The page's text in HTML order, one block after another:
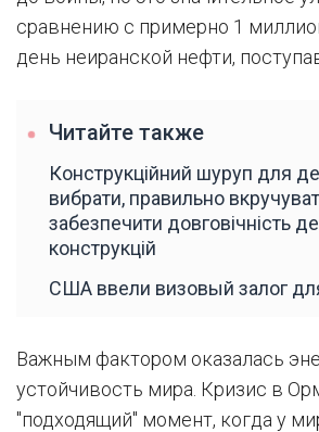
сравнению с примерно 1
день неиранской нефти,
Читайте также
Конструкційний шуруп для
вибрати, правильно
забезпечити довговічність
конструкцій
США ввели визовый залог
Важным фактором оказалась
устойчивость мира. Кризис в
"подходящий" момент, когда у